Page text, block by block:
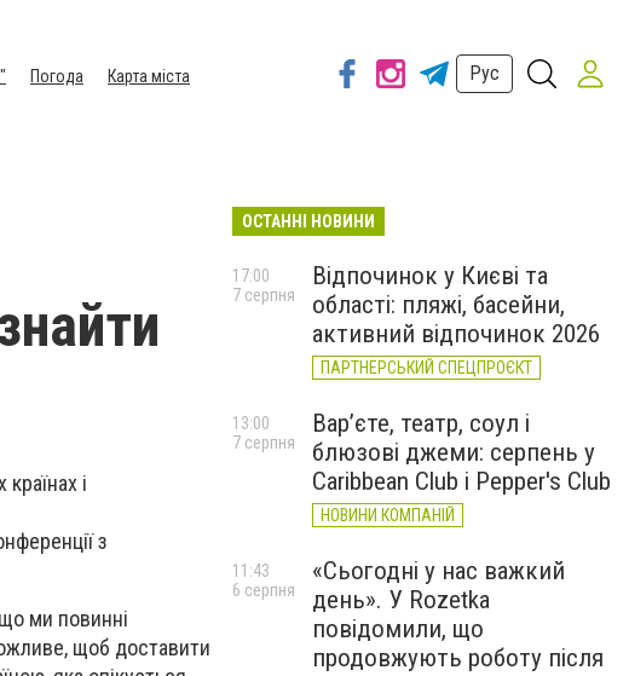
Погода
Карта міста
Рус
і
з
ми повинні
щоб доставити
ОСТАННІ НОВИНИ
Відпочинок у Києві та
області: пляжі, басейни,
активний відпочинок 2026
ПАРТНЕРСЬКИЙ СПЕЦПРОЄКТ
17:00
7 серпня
Вар’єте, театр, соул і
блюзові джеми: серпень у
Caribbean Club і Pepper's Club
НОВИНИ КОМПАНІЙ
13:00
7 серпня
«Сьогодні у нас важкий
день». У Rozetka
повідомили, що
продовжують роботу після
11:43
6 серпня